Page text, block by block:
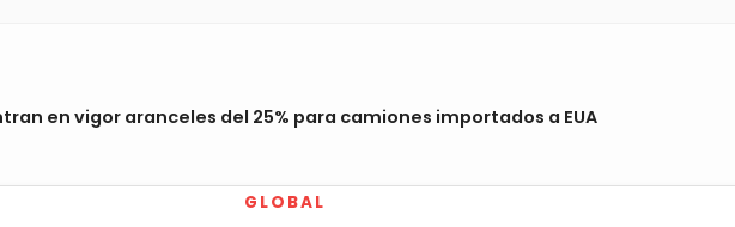
en vigor aranceles del 25% para camiones importados a EUA
GLOBAL